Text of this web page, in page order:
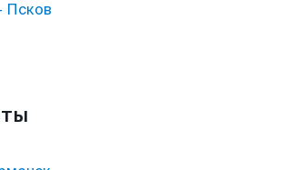
Псков